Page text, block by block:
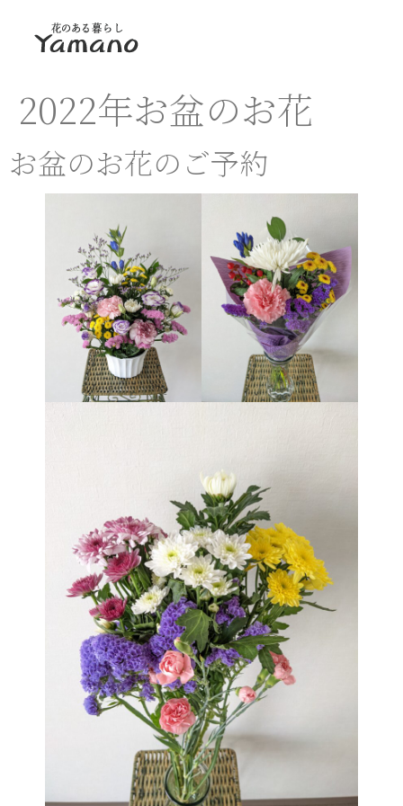
2022年お盆のお花
お盆のお花のご予約